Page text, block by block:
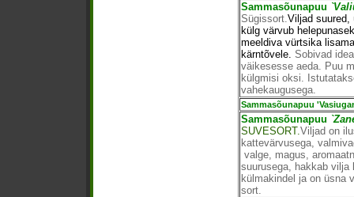
Sammasõunapuu
Sügissort.Viljad suured,
külg värvub
meeldiva vürtsika
kärntõvele. Sobivad
väikesesse aeda. Puu
külgmisi oksi.
vahekaugusega.
Sammasõunapuu
Sammasõunapuu
SUVESORT.Viljad on
kattevärvusega,
valge, magus,
suurusega, hakkab vilja
külmakindel ja on üsna
sort.